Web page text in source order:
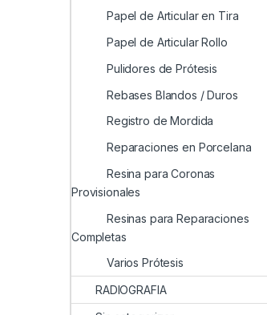
Papel de Articular en Tira
Papel de Articular Rollo
Pulidores de Prótesis
Rebases Blandos / Duros
Registro de Mordida
Reparaciones en Porcelana
Resina para Coronas
Provisionales
Resinas para Reparaciones
Completas
Varios Prótesis
RADIOGRAFIA